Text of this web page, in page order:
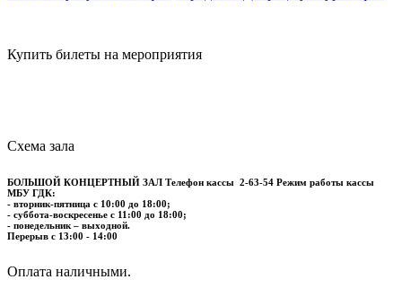
Купить билеты на мероприятия
Схема зала
БОЛЬШОЙ КОНЦЕРТНЫЙ ЗАЛ Телефон кассы 2-63-54 Режим работы кассы
МБУ ГДК:
- вторник-пятница с 10:00 до 18:00;
- суббота-воскресенье с 11:00 до 18:00;
- понедельник – выходной.
Перерыв с 13:00 - 14:00
​​​​​​​Оплата наличными.